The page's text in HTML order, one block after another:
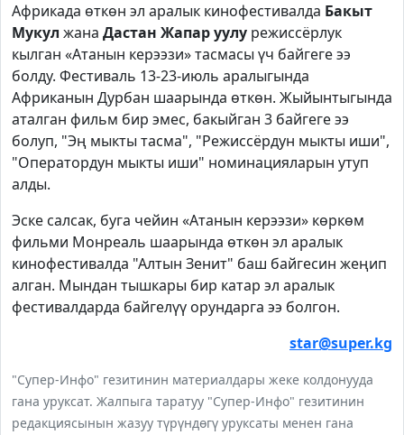
Африкада өткөн эл аралык кинофестивалда Бакыт
Мукул жана Дастан Жапар уулу режиссёрлук
кылган «Атанын керээзи» тасмасы үч байгеге ээ
болду. Фестиваль 13-23-июль аралыгында
Африканын Дурбан шаарында өткөн. Жыйынтыгында
аталган фильм бир эмес, бакыйган 3 байгеге ээ
болуп, "Эң мыкты тасма", "Режиссёрдун мыкты иши",
"Оператордун мыкты иши" номинацияларын утуп
алды.
Эске салсак, буга чейин «Атанын керээзи» көркөм
фильми Монреаль шаарында өткөн эл аралык
кинофестивалда "Алтын Зенит" баш байгесин жеңип
алган. Мындан тышкары бир катар эл аралык
фестивалдарда байгелүү орундарга ээ болгон.
star@super.kg
"Супер-Инфо" гезитинин материалдары жеке колдонууда
гана уруксат. Жалпыга таратуу "Супер-Инфо" гезитинин
редакциясынын жазуу түрүндөгү уруксаты менен гана